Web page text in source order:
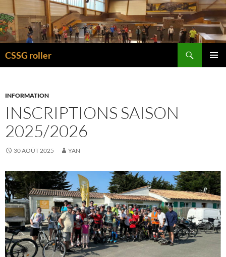
CSSG roller
INFORMATION
INSCRIPTIONS SAISON
2025/2026
30 AOÛT 2025 YAN